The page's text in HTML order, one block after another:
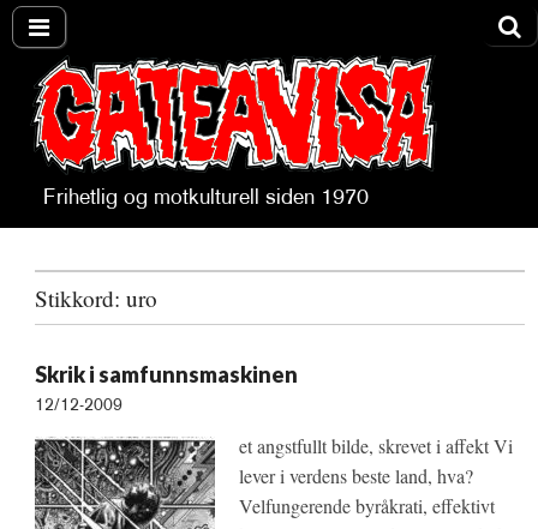
Gateavisa
Frihetlig og motkulturell siden 1970
Stikkord: uro
Skrik i samfunnsmaskinen
12/12-2009
et angstfullt bilde, skrevet i affekt Vi
lever i verdens beste land, hva?
Velfungerende byråkrati, effektivt